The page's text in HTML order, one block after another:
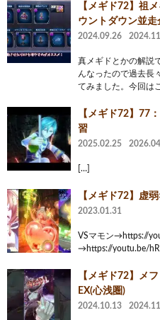
【メギド72】祖
ウントダウン並走
2024.09.26
真メギドとかの解説
んなったので過去長
てみました。今回は
【メギド72】77
習
2025.02.25
[…]
【メギド72】虚
2023.01.31
VSマモン→https://
→https://youtu.be/
【メギド72】メ
EX(心浅圏)
2024.10.13